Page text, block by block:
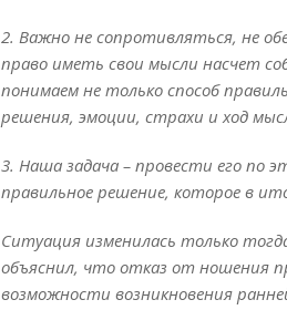
2. Важно не сопротивляться, не
право иметь свои мысли насчет
понимаем не только способ
решения, эмоции, страхи и ход
3. Наша задача – провести его по
правильное решение, которое в
Ситуация изменилась только
объяснил, что отказ от ношения
возможности возникновения